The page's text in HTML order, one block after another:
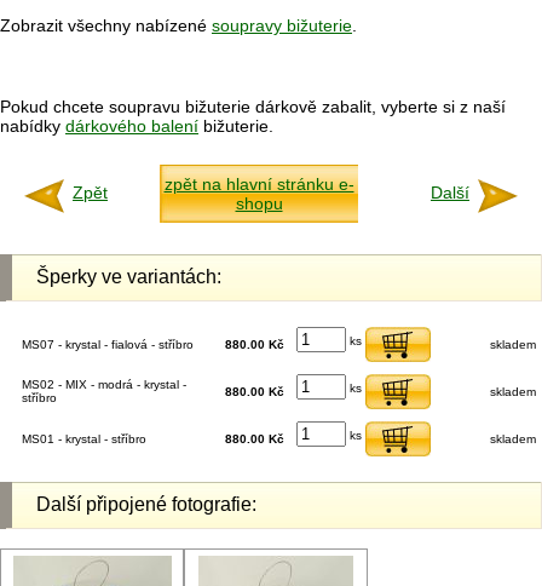
Zobrazit všechny nabízené soupravy bižuterie
Pokud chcete soupravu bižuterie dárkově zabalit, vyberte si z naší
nabídky dárkového balení bižuterie.
Zpět
zpět na hlavní stránku e-
shopu
Další
Šperky ve variantách:
MS07 - krystal - fialová - stříbro 880.00 Kč ks skladem
MS02 - MIX - modrá - krystal -
stříbro
880.00 Kč ks skladem
MS01 - krystal - stříbro 880.00 Kč ks skladem
Další připojené fotografie: